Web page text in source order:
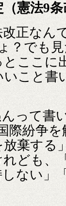
憲法9条
正なん
？でも
ここに
こと書
って書
際紛争
棄する
ども、
ない」